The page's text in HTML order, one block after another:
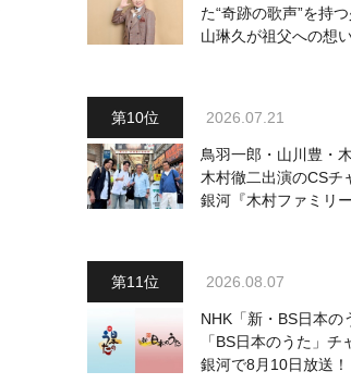
た“奇跡の歌声”を持
山琳久が祖父への想
いちゃんとの絆を歌
いてください！」
2026.07.21
鳥羽一郎・山川豊・
木村徹二出演のCSチ
銀河『木村ファミリー
2026.08.07
NHK「新・BS日本の
「BS日本のうた」チ
銀河で8月10日放送